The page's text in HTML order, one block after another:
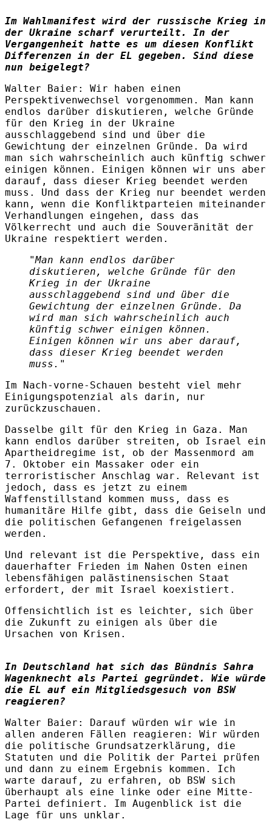
Im Wahlmanifest wird der russische Krieg in
der Ukraine scharf verurteilt. In der
Vergangenheit hatte es um diesen Konflikt
Differenzen in der EL gegeben. Sind diese
nun beigelegt?
Walter Baier : Wir haben einen
Perspektivenwechsel vorgenommen. Man kann
endlos darüber diskutieren, welche Gründe
für den Krieg in der Ukraine
ausschlaggebend sind und über die
Gewichtung der einzelnen Gründe. Da wird
man sich wahrscheinlich auch künftig schwer
einigen können. Einigen können wir uns aber
darauf, dass dieser Krieg beendet werden
muss. Und dass der Krieg nur beendet werden
kann, wenn die Konfliktparteien miteinander
Verhandlungen eingehen, dass das
Völkerrecht und auch die Souveränität der
Ukraine respektiert werden.
"Man kann endlos darüber
diskutieren, welche Gründe für den
Krieg in der Ukraine
ausschlaggebend sind und über die
Gewichtung der einzelnen Gründe. Da
wird man sich wahrscheinlich auch
künftig schwer einigen können.
Einigen können wir uns aber darauf,
dass dieser Krieg beendet werden
muss."
Im Nach-vorne-Schauen besteht viel mehr
Einigungspotenzial als darin, nur
zurückzuschauen.
Dasselbe gilt für den Krieg in Gaza. Man
kann endlos darüber streiten, ob Israel ein
Apartheidregime ist, ob der Massenmord am
7. Oktober ein Massaker oder ein
terroristischer Anschlag war. Relevant ist
jedoch, dass es jetzt zu einem
Waffenstillstand kommen muss, dass es
humanitäre Hilfe gibt, dass die Geiseln und
die politischen Gefangenen freigelassen
werden.
Und relevant ist die Perspektive, dass ein
dauerhafter Frieden im Nahen Osten einen
lebensfähigen palästinensischen Staat
erfordert, der mit Israel koexistiert.
Offensichtlich ist es leichter, sich über
die Zukunft zu einigen als über die
Ursachen von Krisen.
In Deutschland hat sich das Bündnis Sahra
Wagenknecht als Partei gegründet. Wie würde
die EL auf ein Mitgliedsgesuch von BSW
reagieren?
Walter Baier :
Darauf würden wir wie in
allen anderen Fällen reagieren: Wir würden
die politische Grundsatzerklärung, die
Statuten und die Politik der Partei prüfen
und dann zu einem Ergebnis kommen. Ich
warte darauf, zu erfahren, ob BSW sich
überhaupt als eine linke oder eine Mitte-
Partei definiert. Im Augenblick ist die
Lage für uns unklar.